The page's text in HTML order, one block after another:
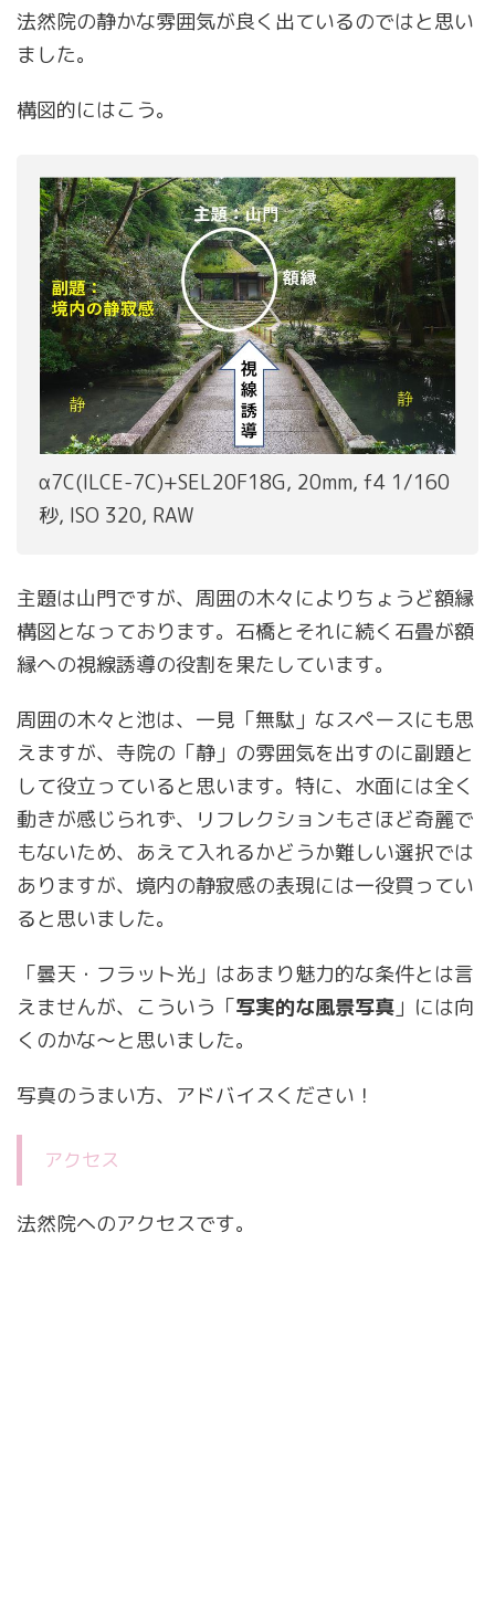
法然院の静かな雰囲気が良く出ているのではと思い
ました。
構図的にはこう。
α7C(ILCE-7C)+SEL20F18G, 20mm, f4 1/160
秒, ISO 320, RAW
主題は山門ですが、周囲の木々によりちょうど額縁
構図となっております。石橋とそれに続く石畳が額
縁への視線誘導の役割を果たしています。
周囲の木々と池は、一見「無駄」なスペースにも思
えますが、寺院の「静」の雰囲気を出すのに副題と
して役立っていると思います。特に、水面には全く
動きが感じられず、リフレクションもさほど奇麗で
もないため、あえて入れるかどうか難しい選択では
ありますが、境内の静寂感の表現には一役買ってい
ると思いました。
「曇天・フラット光」はあまり魅力的な条件とは言
えませんが、こういう「写実的な風景写真 」には向
くのかな～と思いました。
写真のうまい方、アドバイスください！
アクセス
法然院へのアクセスです。